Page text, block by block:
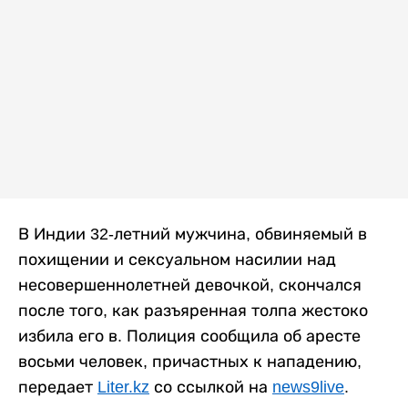
В Индии 32-летний мужчина, обвиняемый в
похищении и сексуальном насилии над
несовершеннолетней девочкой, скончался
после того, как разъяренная толпа жестоко
избила его в. Полиция сообщила об аресте
восьми человек, причастных к нападению,
передает Liter.kz со ссылкой на news9live.